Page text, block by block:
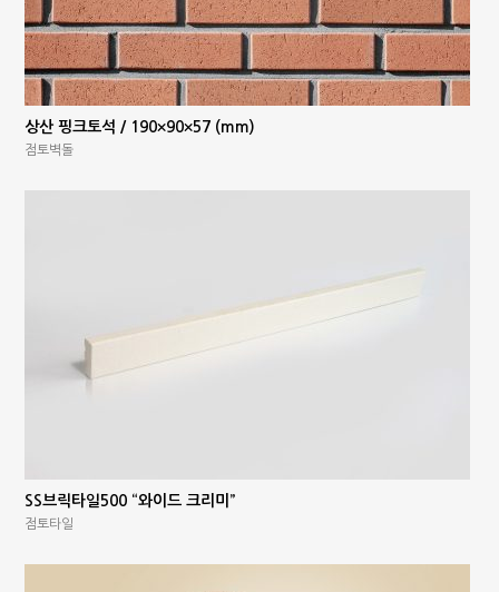
상산 핑크토석 / 190×90×57 (mm)
점토벽돌
SS브릭타일500 “와이드 크리미”
점토타일